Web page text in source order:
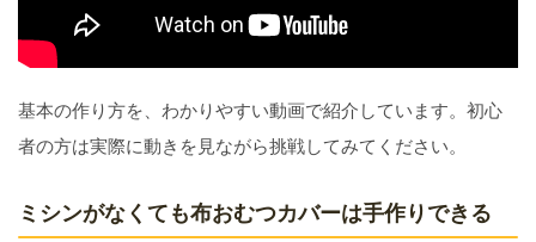
基本の作り方を、わかりやすい動画で紹介しています。初心
者の方は実際に動きを見ながら挑戦してみてください。
ミシンがなくても布おむつカバーは手作りできる